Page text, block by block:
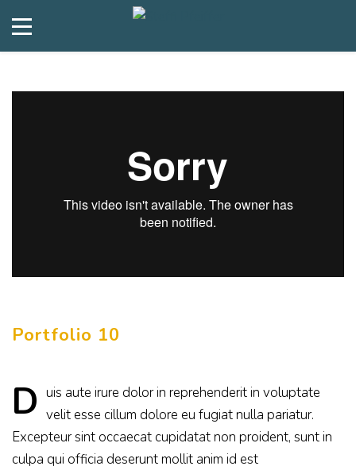
Portfolio 10
D uis aute irure dolor in reprehenderit in voluptate
velit esse cillum dolore eu fugiat nulla pariatur.
Excepteur sint occaecat cupidatat non proident, sunt in
culpa qui officia deserunt mollit anim id est